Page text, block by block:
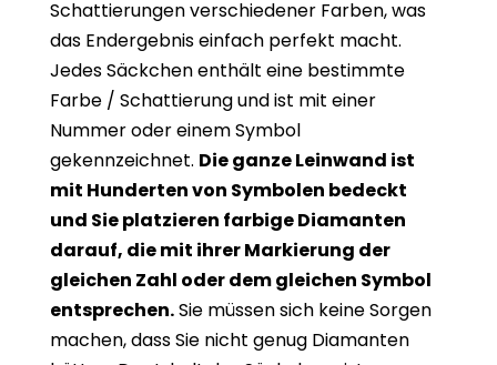
Schattierungen verschiedener Farben, was
das Endergebnis einfach perfekt macht.
Jedes Säckchen enthält eine bestimmte
Farbe / Schattierung und ist mit einer
Nummer oder einem Symbol
gekennzeichnet. Die ganze Leinwand ist
mit Hunderten von Symbolen bedeckt
und Sie platzieren farbige Diamanten
darauf, die mit ihrer Markierung der
gleichen Zahl oder dem gleichen Symbol
entsprechen.Sie müssen sich keine Sorgen
machen, dass Sie nicht genug Diamanten